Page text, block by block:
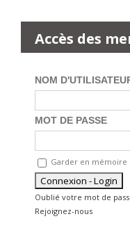
Accès des
NOM
MOT DE PASSE
Garder en mémoire
Oublié votre mot de
Rejoignez-nous